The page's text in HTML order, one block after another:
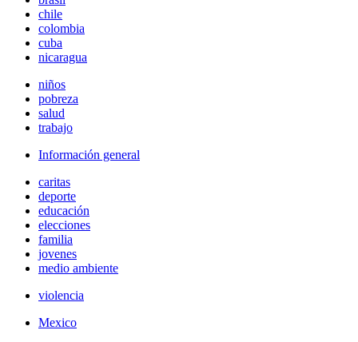
chile
colombia
cuba
nicaragua
niños
pobreza
salud
trabajo
Información general
caritas
deporte
educación
elecciones
familia
jovenes
medio ambiente
violencia
Mexico